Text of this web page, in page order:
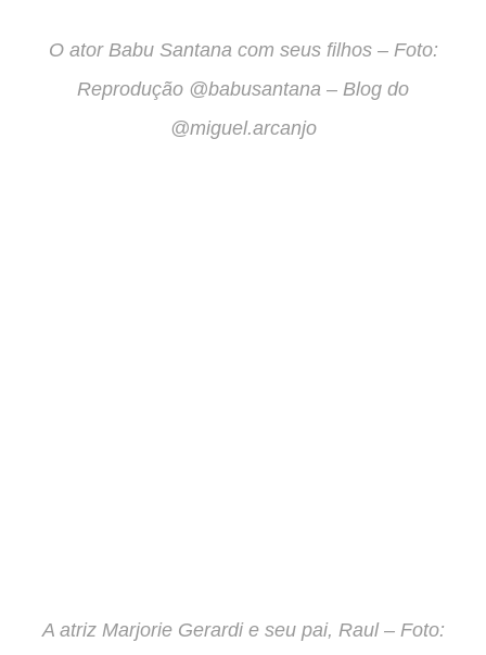
O ator Babu Santana com seus filhos – Foto:
Reprodução @babusantana – Blog do
@miguel.arcanjo
A atriz Marjorie Gerardi e seu pai, Raul – Foto: